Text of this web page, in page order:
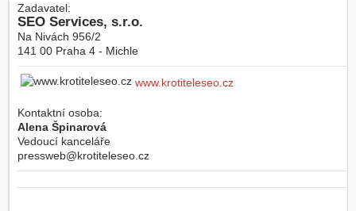
Zadavatel:
SEO Services, s.r.o.
Na Nivách 956/2
141 00 Praha 4 - Michle
www.krotiteleseo.cz
Kontaktní osoba:
Alena Špinarová
Vedoucí kanceláře
pressweb@krotiteleseo.cz